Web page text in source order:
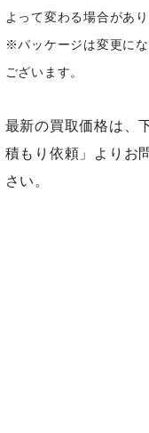
よって変わる場合があり
※パッケージは変更に
ございます。
最新の買取価格は、
積もり依頼」よりお
さい。